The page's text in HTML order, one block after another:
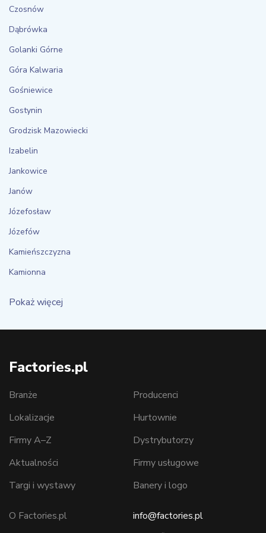
Czosnów
Dąbrówka
Golanki Górne
Góra Kalwaria
Gośniewice
Gostynin
Grodzisk Mazowiecki
Izabelin
Jankowice
Janów
Józefosław
Józefów
Kamieńszczyzna
Kamionna
Pokaż więcej
Factories.pl
Branże
Lokalizacje
Firmy A–Z
Aktualności
Targi i wystawy
Producenci
Hurtownie
Dystrybutorzy
Firmy usługowe
Banery i logo
O Factories.pl
info@factories.pl